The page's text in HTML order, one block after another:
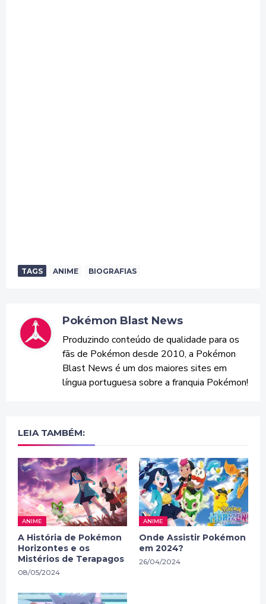
TAGS ANIME BIOGRAFIAS
Pokémon Blast News
Produzindo conteúdo de qualidade para os
fãs de Pokémon desde 2010, a Pokémon
Blast News é um dos maiores sites em
língua portuguesa sobre a franquia Pokémon!
LEIA TAMBÉM:
ANIME
A História de Pokémon
Horizontes e os
Mistérios de Terapagos
08/05/2024
ANIME
Onde Assistir Pokémon
em 2024?
26/04/2024